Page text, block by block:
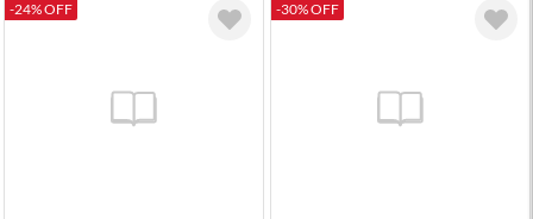
-24% OFF -30% OFF